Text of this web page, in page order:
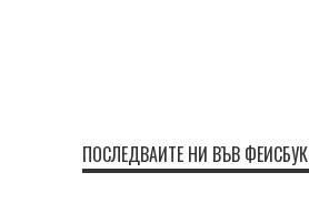
ПОСЛЕДВАЙТЕ НИ ВЪВ ФЕЙСБУК